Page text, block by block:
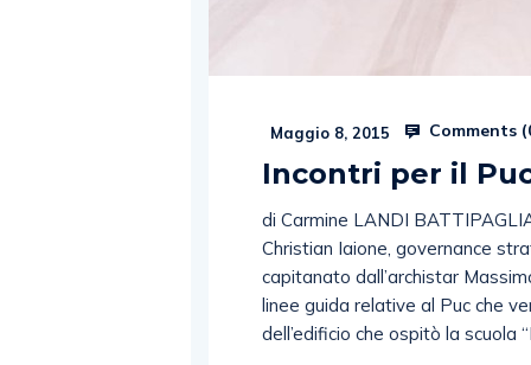
Maggio 8, 2015 Comments (
Incontri per il
di Carmine LANDI
Christian Iaione, governance
capitanato dall’archistar
linee guida relative al Puc che
dell’edificio che ospitò la scuola